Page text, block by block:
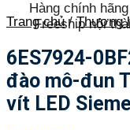
Hàng chính
Freeship nội
Trang chủ / Thương
6ES7924-
đào mô-đun
vít LED